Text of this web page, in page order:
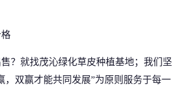
？就找茂沁绿化草皮种植基地；我们坚
，双赢才能共同发展”为原则服务于每一